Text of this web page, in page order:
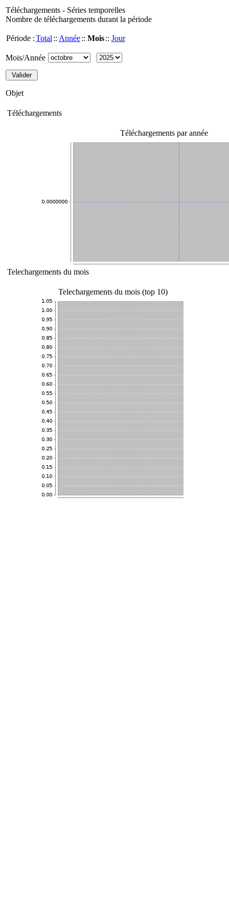
Téléchargements - Séries temporelles
Nombre de téléchargements durant la période
Période :Total :: Année:: Mois:: Jour
Mois/Année
Objet
Téléchargements
Téléchargements par année
Telechargements du mois
Telechargements du mois (top 10)